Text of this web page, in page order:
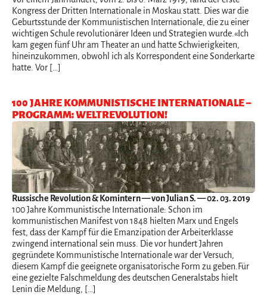
Kongress der Dritten Internationale in Moskau statt. Dies war die
Geburtsstunde der Kommunistischen Internationale, die zu einer
wichtigen Schule revolutionärer Ideen und Strategien wurde.«Ich
kam gegen fünf Uhr am Theater an und hatte Schwierigkeiten,
hineinzukommen, obwohl ich als Korrespondent eine Sonderkarte
hatte. Vor […]
100 JAHRE KOMMUNISTISCHE INTERNATIONALE –
PROGRAMM: WELTREVOLUTION!
Russische Revolution & Komintern— von Julian S. — 02. 03. 2019
100 Jahre Kommunistische Internationale: Schon im
kommunistischen Manifest von 1848 hielten Marx und Engels
fest, dass der Kampf für die Emanzipation der Arbeiterklasse
zwingend international sein muss. Die vor hundert Jahren
gegründete Kommunistische Internationale war der Versuch,
diesem Kampf die geeignete organisatorische Form zu geben.Für
eine gezielte Falschmeldung des deutschen Generalstabs hielt
Lenin die Meldung, […]